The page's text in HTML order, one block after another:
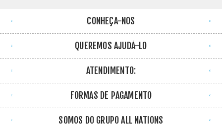
CONHEÇA-NOS
QUEREMOS AJUDÁ-LO
ATENDIMENTO:
FORMAS DE PAGAMENTO
SOMOS DO GRUPO ALL NATIONS